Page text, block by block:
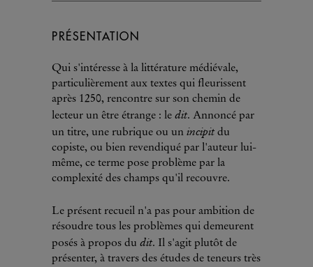
PRÉSENTATION
Qui s'intéresse à la littérature médiévale,
particulièrement aux textes qui fleurissent
après 1250, rencontre sur son chemin de
lecteur un être étrange : le dit. Annoncé par
un titre, une rubrique ou un incipit du
copiste, ou bien revendiqué par l'auteur lui-
même, ce terme pose problème par la
complexité des champs qu'il recouvre.
Le présent recueil n'a pas pour ambition de
résoudre tous les problèmes qui demeurent
posés à propos du dit. Il s'agit plutôt de
présenter, à travers des études de teneurs très